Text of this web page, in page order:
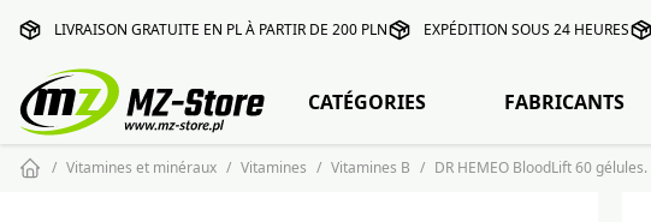
LIVRAISON GRATUITE EN PL À PARTIR DE 200 PLN EXPÉDITION SOUS 24 HEURES
CATÉGORIES FABRICANTS
Vitamines et minéraux Vitamines Vitamines B DR HEMEO BloodLift 60 gélules.